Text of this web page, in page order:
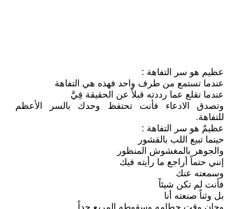
عظيم هو سر التفاهة :
عندما تستمع من طرف واحد فهذه هي التفاهة
عندما تقلع عما رددته قبلاً عن الحقيقة فِيَّ
وتصدق الادعاء فأنت تحتفظ وحدك بالسر الأعظم
للتفاهة.
عظيمٌ هو سر التفاهة :
حينما تبيع اللب بالقشور
والجوهر بالمغشوش المنظور
إنني حتماً أراجع ما رأيته فيك
وسمعته عنك
فأنت لم تكن شيئاً
بل وثناً صنعته أنا